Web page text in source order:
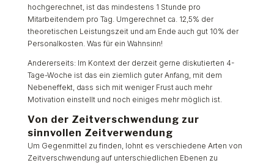
hochgerechnet, ist das mindestens 1 Stunde pro
Mitarbeitendem pro Tag. Umgerechnet ca. 12,5% der
theoretischen Leistungszeit und am Ende auch gut 10% der
Personalkosten. Was für ein Wahnsinn!
Andererseits: Im Kontext der derzeit gerne diskutierten 4-
Tage-Woche ist das ein ziemlich guter Anfang, mit dem
Nebeneffekt, dass sich mit weniger Frust auch mehr
Motivation einstellt und noch einiges mehr möglich ist.
Von der Zeitverschwendung zur
sinnvollen Zeitverwendung
Um Gegenmittel zu finden, lohnt es verschiedene Arten von
Zeitverschwendung auf unterschiedlichen Ebenen zu